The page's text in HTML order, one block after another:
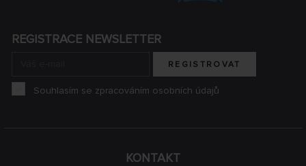
KONTAKT
REGISTRACE NEWSLETTER
REGISTROVAT
Souhlasím se zpracováním osobních údajů